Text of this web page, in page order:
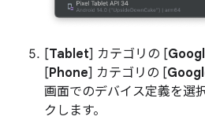
[Tablet] カテゴリの [
[Phone] カテゴリの [
画面でのデバイス定義を選
クします。